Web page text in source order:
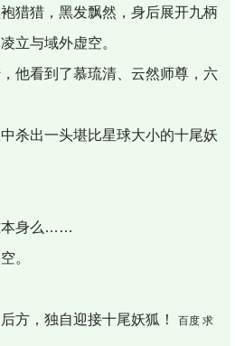
猎猎，黑发飘然，身后展开九柄
立与域外虚空。
他看到了慕琉清、云然师尊，六
杀出一头堪比星球大小的十尾妖
本身么……
。
方，独自迎接十尾妖狐！百度 求